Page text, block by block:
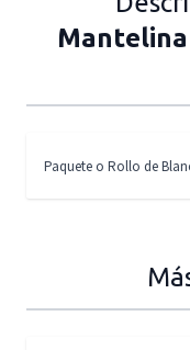
Paquete o Rollo de